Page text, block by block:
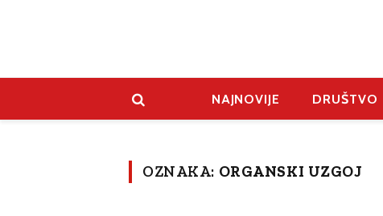
NAJNOVIJE DRUŠTVO
OZNAKA: ORGANSKI UZGOJ